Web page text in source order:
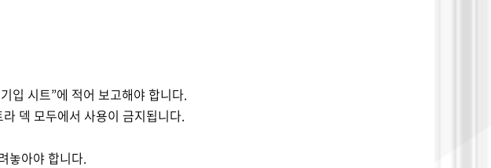
입 시트”에 적어 보고해야 합니다.
라 덱 모두에서 사용이 금지됩니다.
놓아야 합니다.